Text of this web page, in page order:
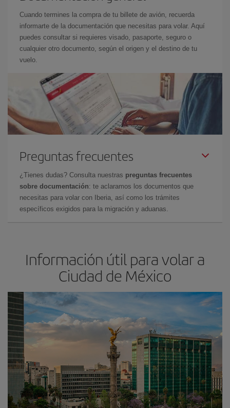
Cuando termines la compra de tu billete de avión, recuerda
informarte de la documentación que necesitas para volar. Aquí
puedes consultar si requieres visado, pasaporte, seguro o
cualquier otro documento, según el origen y el destino de tu
vuelo.
Preguntas frecuentes
¿Tienes dudas? Consulta nuestras preguntas frecuentes
sobre documentación: te aclaramos los documentos que
necesitas para volar con Iberia, así como los trámites
específicos exigidos para la migración y aduanas.
Información útil para volar a
Ciudad de México